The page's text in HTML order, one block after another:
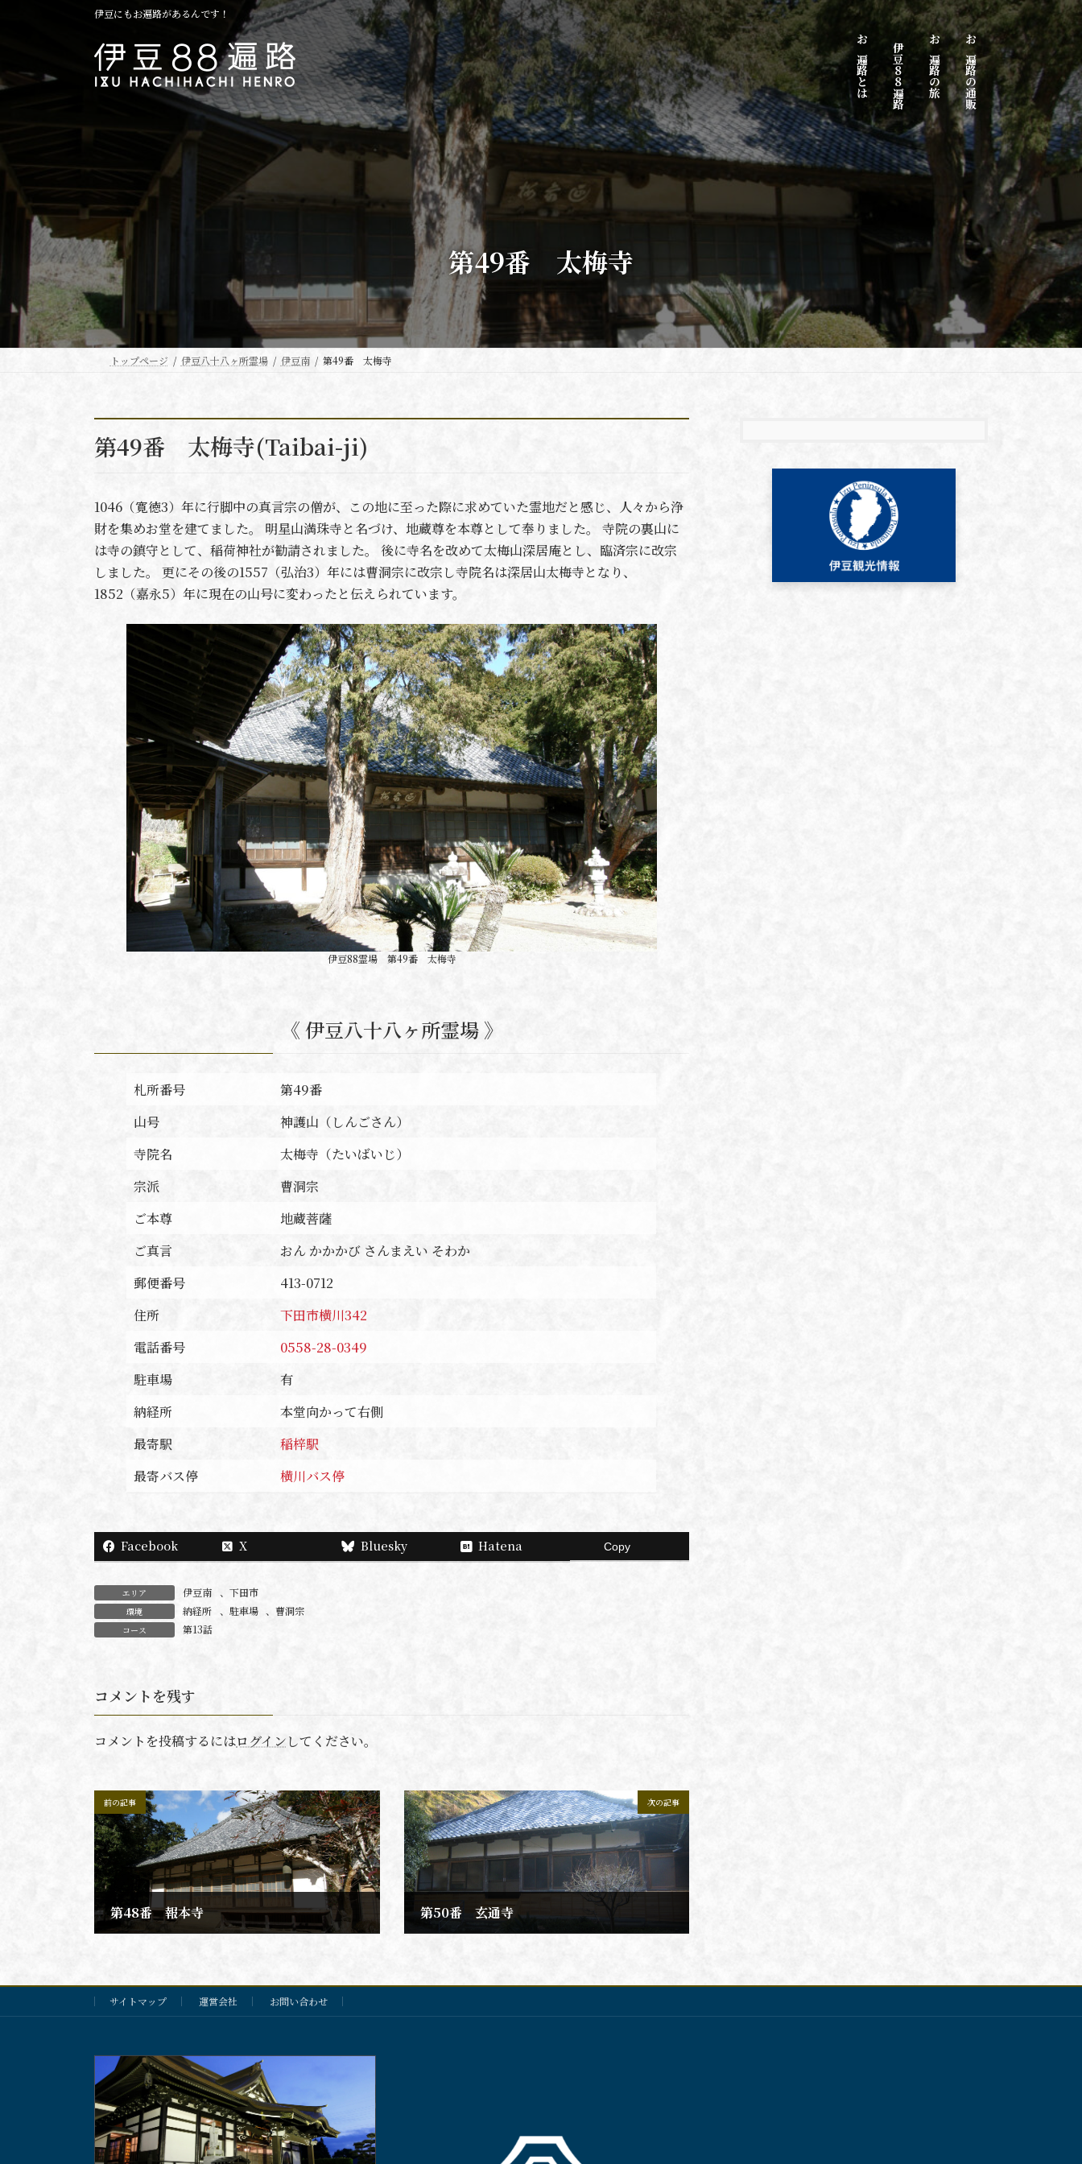
ツ
シ
伊豆にもお遍路があるんです！
お遍路とは 伊豆８８遍路 お遍路の旅 お遍路の通販
第49番 太梅寺
トップページ 伊豆八十八ヶ所霊場 伊豆南 第49番 太梅寺
第49番 太梅寺(Taibai-ji)
1046（寛徳3）年に行脚中の真言宗の僧が、この地に至った際に求めていた霊地だと感じ、人々から浄
財を集めお堂を建てました。 明星山満珠寺と名づけ、地蔵尊を本尊として奉りました。 寺院の裏山に
は寺の鎮守として、稲荷神社が勧請されました。 後に寺名を改めて太梅山深居庵とし、臨済宗に改宗
しました。 更にその後の1557（弘治3）年には曹洞宗に改宗し寺院名は深居山太梅寺となり、
1852（嘉永5）年に現在の山号に変わったと伝えられています。
伊豆88霊場 第49番 太梅寺
《 伊豆八十八ヶ所霊場 》
札所番号
第49番
山号
神護山（しんごさん）
寺院名
太梅寺（たいばいじ）
宗派
曹洞宗
ご本尊
地蔵菩薩
ご真言
おん かかかび さんまえい そわか
郵便番号
413-0712
住所
下田市横川342
電話番号
0558-28-0349
駐車場
有
納経所
本堂向かって右側
最寄駅
稲梓駅
最寄バス停
横川バス停
Facebook X Bluesky Hatena Copy
エリア 伊豆南 、 下田市
環境 納経所 、 駐車場 、曹洞宗
コース 第13話
コメントを残す
コメントを投稿するにはログインしてください。
前の記事
第48番 報本寺
次の記事
第50番 玄通寺
サイトマップ 運営会社 お問い合わせ